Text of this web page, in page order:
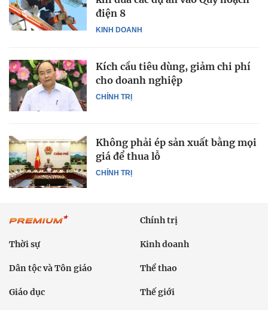
KINH DOANH
điện 8
CHÍNH TRỊ
Kích cầu tiêu dùng, giảm chi phí
cho doanh nghiệp
CHÍNH TRỊ
Không phải ép sản xuất bằng mọi
giá để thua lỗ
Chính trị
Thời sự Kinh doanh
Dân tộc và Tôn giáo Thể thao
Giáo dục Thế giới